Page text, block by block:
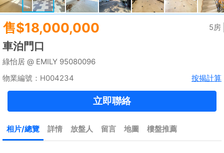
建築 2100呎@$17
實用 --
租$35,000